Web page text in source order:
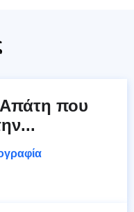
που